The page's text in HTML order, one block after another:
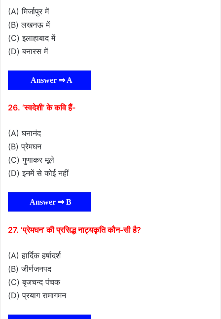
(A) मिर्जापुर में
(B) लखनऊ में
(C) इलाहाबाद में
(D) बनारस में
Answer ⇒ A
26. ‘स्वदेशी’ के कवि हैं-
(A) घनानंद
(B) प्रेमघन
(C) गुणाकर मूले
(D) इनमें से कोई नहीं
Answer ⇒ B
27. ‘प्रेमघन’ की प्रसिद्ध नाट्यकृति कौन-सी है?
(A) हार्दिक हर्षादर्श
(B) जीर्णजनपद
(C) बृजचन्द पंचक
(D) प्रयाग रामागमन